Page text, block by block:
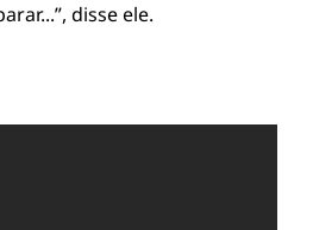
disse ele.